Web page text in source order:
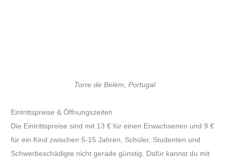
Torre de Belèm, Portugal
Eintrittspreise & Öffnungszeiten
Die Eintrittspreise sind mit 13 € für einen Erwachsenen und 9 €
für ein Kind zwischen 5-15 Jahren, Schüler, Studenten und
Schwerbeschädigte nicht gerade günstig. Dafür kannst du mit